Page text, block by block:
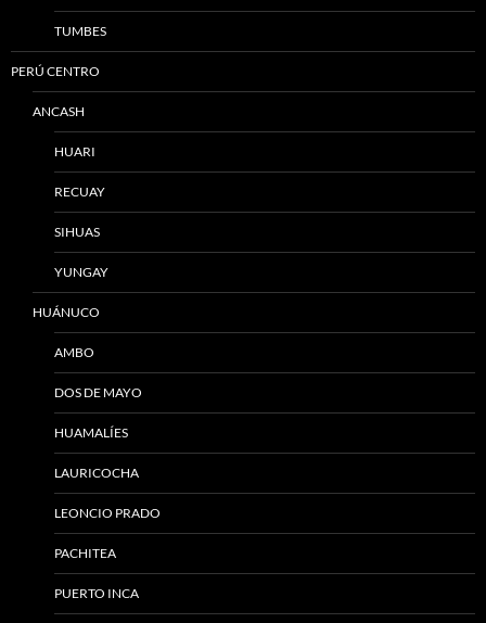
TUMBES
PERÚ CENTRO
ANCASH
HUARI
RECUAY
SIHUAS
YUNGAY
HUÁNUCO
AMBO
DOS DE MAYO
HUAMALÍES
LAURICOCHA
LEONCIO PRADO
PACHITEA
PUERTO INCA